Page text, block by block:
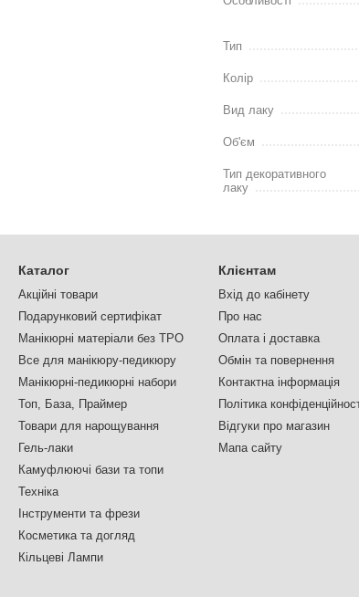
Тип
Колір
Вид лаку
Об'єм
Тип декоративного
лаку
Каталог
Акційні товари
Подарунковий сертифікат
Манікюрні матеріали без TPO
Все для манікюру-педикюру
Манікюрні-педикюрні набори
Топ, База, Праймер
Товари для нарощування
Гель-лаки
Камуфлюючі бази та топи
Техніка
Інструменти та фрези
Косметика та догляд
Кільцеві Лампи
Клієнтам
Вхід до кабінету
Про нас
Оплата і доставка
Обмін та повернення
Контактна інформація
Політика
Відгуки про магазин
Мапа сайту